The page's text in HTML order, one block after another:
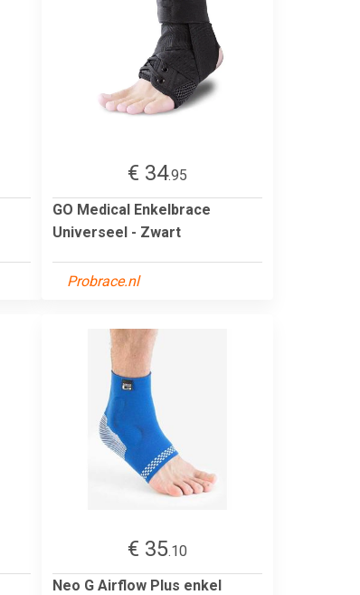
€ 34.95
GO Medical Enkelbrace
Universeel - Zwart
Probrace.nl
€ 35.10
Neo G Airflow Plus enkel